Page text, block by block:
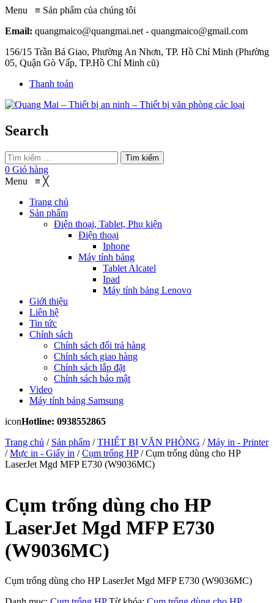
Menu ≡ Sản phẩm của chúng tôi
Email: quangmaico@quangmai.net - quangmaico@gmail.com
156/15 Trần Bá Giao, Phường An Nhơn, TP. Hồ Chí Minh (Phường
05, Quận Gò Vấp, TP.Hồ Chí Minh cũ)
Thanh toán
Search
Tìm kiếm
0 Giỏ hàng
Menu ≡ ╳
Trang chủ
Sản phẩm
Điện thoại, Tablet, Phụ kiện
Điện thoại
Iphone
Máy tính bảng
Tablet Alcatel
Ipad
Máy tính bảng Lenovo
Giới thiệu
Liên hệ
Tin tức
Chính sách
Chính sách đổi trả hàng
Chính sách giao hàng
Chính sách lắp đặt
Chính sách bảo mật
Video
Máy tính bảng Samsung
iconHotline: 0938552865
Trang chủ / Sản phẩm /THIẾT BỊ VĂN PHÒNG /Máy in - Printer
/Mực in - Giấy in /Cụm trống HP/ Cụm trống dùng cho HP
LaserJet Mgd MFP E730 (W9036MC)
Cụm trống dùng cho HP
LaserJet Mgd MFP E730
(W9036MC)
Cụm trống dùng cho HP LaserJet Mgd MFP E730 (W9036MC)